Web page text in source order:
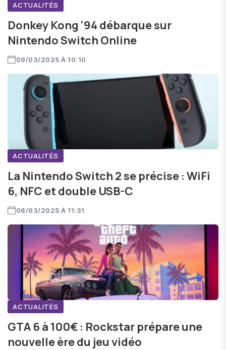
ACTUALITÉS
Donkey Kong '94 débarque sur
Nintendo Switch Online
09/03/2025 À 10:10
ACTUALITÉS
La Nintendo Switch 2 se précise : WiFi
6, NFC et double USB-C
08/03/2025 À 11:31
ACTUALITÉS
GTA 6 à 100€ : Rockstar prépare une
nouvelle ère du jeu vidéo